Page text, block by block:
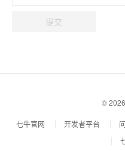
提交
©
七牛官网 开发者平台